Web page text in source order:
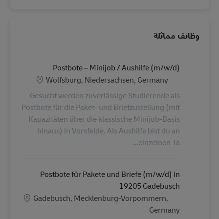
وظائف مماثلة
Postbote – Minijob / Aushilfe (m/w/d)
الموقع
Wolfsburg, Niedersachsen, Germany
Gesucht werden zuverlässige Studierende als
Postbote für die Paket- und Briefzustellung (mit
Kapazitäten über die klassische Minijob-Basis
hinaus) in Vorsfelde. Als Aushilfe bist du an
einzelnen Ta...
Postbote für Pakete und Briefe (m/w/d) in
19205 Gadebusch
الموقع
Gadebusch, Mecklenburg-Vorpommern,
Germany